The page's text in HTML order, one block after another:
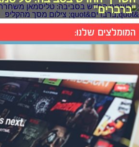
"ברברים"
המומלצים שלנו: